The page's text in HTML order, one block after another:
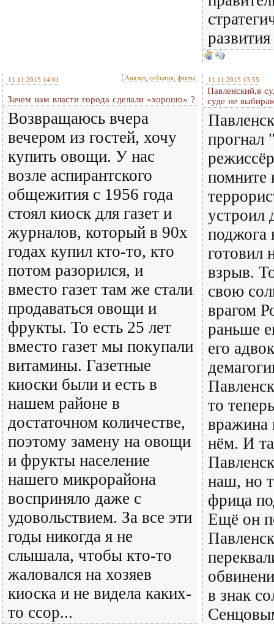
11.11.2015 14:01 Анализ, события, факты
Зачем нам власти города сделали «хорошо» ?
Возвращаюсь вчера
вечером из гостей, хочу
купить овощи. У нас
возле аспирантского
общежития с 1956 года
стоял киоск для газет и
журналов, который в 90х
годах купил кто-то, кто
потом разорился, и
вместо газет там же стали
продаваться овощи и
фрукты. То есть 25 лет
вместо газет мы покупали
витамины. Газетные
киоски были и есть в
нашем районе в
достаточном количестве,
поэтому замену на овощи
и фрукты население
нашего микрорайона
восприняло даже с
удовольствием. За все эти
годы никогда я не
слышала, чтобы кто-то
жаловался на хозяев
киоска и не видела каких-
то ссор...
11.11.2015 13:55
Павленский,в
суде не
прогнал
помните
устроил
готовил
взрыв.
свою
врагом
раньше
его
то
вражина
нём. И
наш, но
фрица
Ещё он
в знак